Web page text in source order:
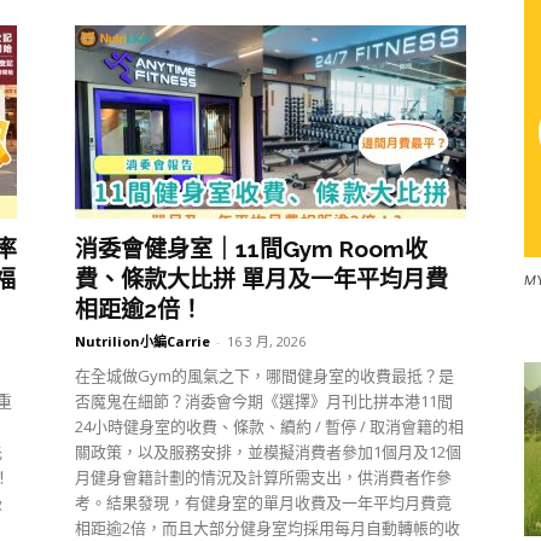
消委會健身室｜11間Gym Room收
費、條款大比拼 單月及一年平均月費
相距逾2倍！
Nutrilion小編Carrie - 16 3 月, 2026
在全城做Gym的風氣之下，哪間健身室的收費最抵？是
否魔鬼在細節？消委會今期《選擇》月刊比拼本港11間
24小時健身室的收費、條款、續約 / 暫停 / 取消會籍的相
關政策，以及服務安排，並模擬消費者參加1個月及12個
月健身會籍計劃的情況及計算所需支出，供消費者作參
考。結果發現，有健身室的單月收費及一年平均月費竟
相距逾2倍，而且大部分健身室均採用每月自動轉帳的收